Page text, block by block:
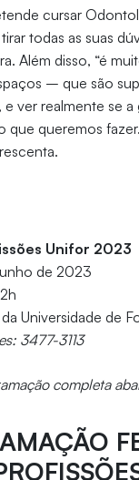
cursar
todas as suas
Além disso, “é
– que são
ver realmente se a
que queremos
Unifor 2023
de 2023
Universidade de
3477-3113
completa